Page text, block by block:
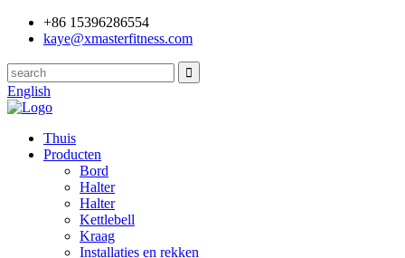
+86 15396286554
kaye@xmasterfitness.com
English
Thuis
Producten
Bord
Halter
Halter
Kettlebell
Kraag
Installaties en rekken